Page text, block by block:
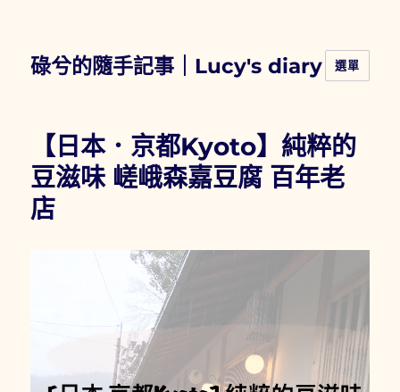
碌兮的隨手記事｜Lucy's diary 選單
【日本．京都Kyoto】純粹的
豆滋味 嵯峨森嘉豆腐 百年老
店